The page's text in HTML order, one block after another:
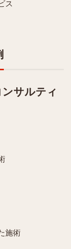
ス
サルティ
施術